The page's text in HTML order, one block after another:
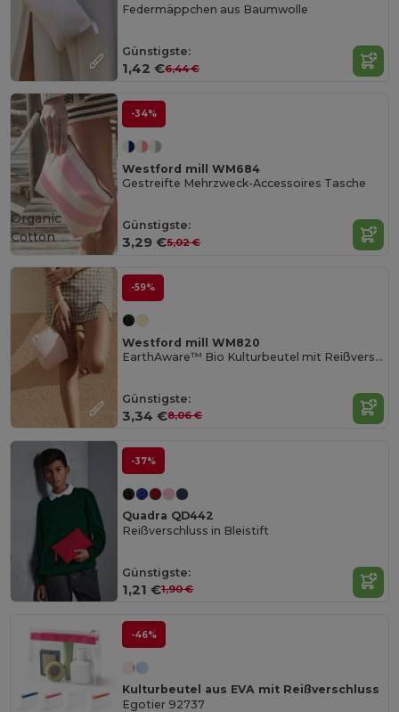
Federmäppchen aus Baumwolle
Günstigste:
1,42 €6,44 €
-34%
Westford mill WM684
Gestreifte Mehrzweck-Accessoires Tasche
Günstigste:
3,29 €5,02 €
Organic
Cotton
-59%
Westford mill WM820
EarthAware™ Bio Kulturbeutel mit Reißverschluss
Günstigste:
3,34 €8,06 €
-37%
Quadra QD442
Reißverschluss in Bleistift
Günstigste:
1,21 €1,90 €
-46%
Kulturbeutel aus EVA mit Reißverschluss
Egotier 92737